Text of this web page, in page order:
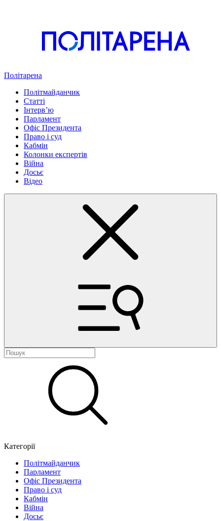
Політарена
Політмайданчик
Статті
Інтервʼю
Парламент
Офіс Президента
Право і суд
Кабмін
Колонки експертів
Війна
Досьє
Відео
Категорії
Політмайданчик
Парламент
Офіс Президента
Право і суд
Кабмін
Війна
Досьє